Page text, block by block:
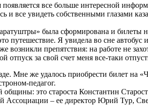
все больше интересной
все увидеть собственными глазами
была сформирована и билеты
путешествие. Я увидела во сне автобус
препятствия: на работе не
отпуск за свой счет меня все-таки
Мне же удалось приобрести билет на
педагог.
общины: это староста Константин
– ее директор Юрий Тур,